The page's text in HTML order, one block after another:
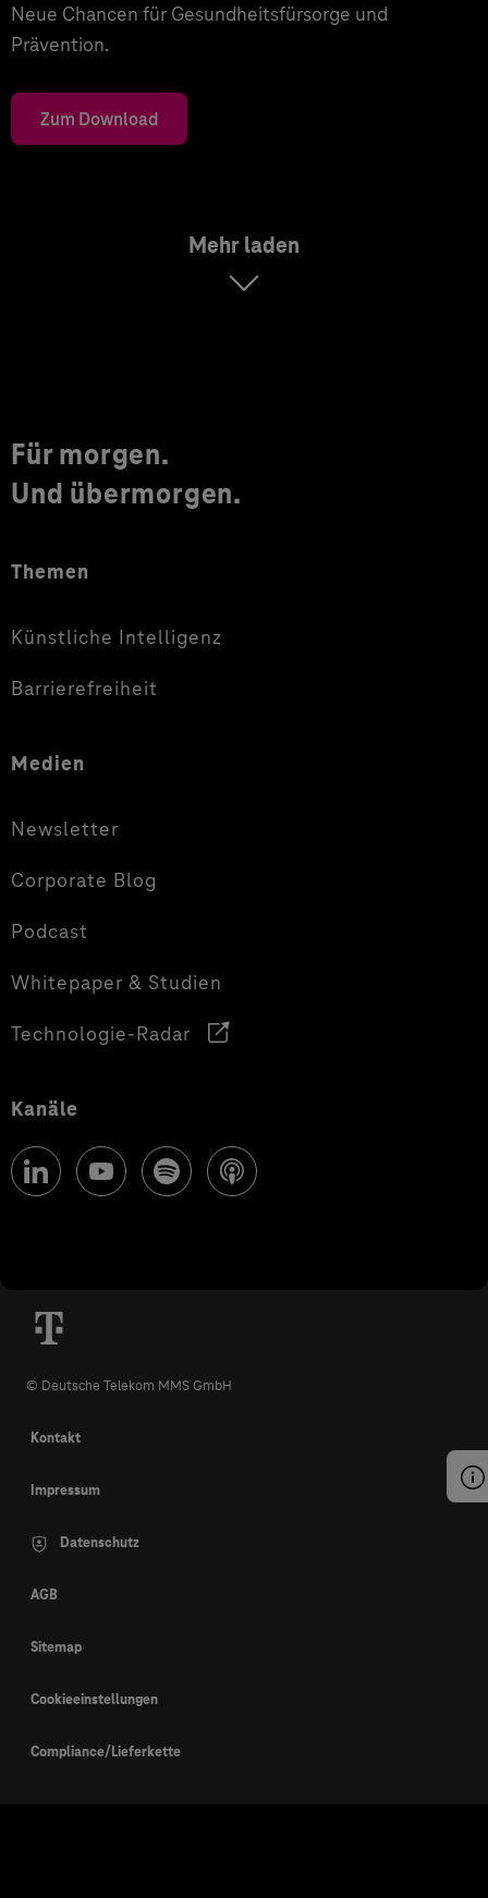
Neue Chancen für Gesundheitsfürsorge und
Prävention.
Zum Download
Mehr laden
Für morgen.
Und übermorgen.
Themen
Künstliche Intelligenz
Barrierefreiheit
Medien
Newsletter
Corporate Blog
Podcast
Whitepaper & Studien
Technologie-Radar
Kanäle
© Deutsche Telekom MMS GmbH
Kontakt
Impressum
Datenschutz
AGB
Sitemap
Cookieeinstellungen
Compliance/Lieferkette